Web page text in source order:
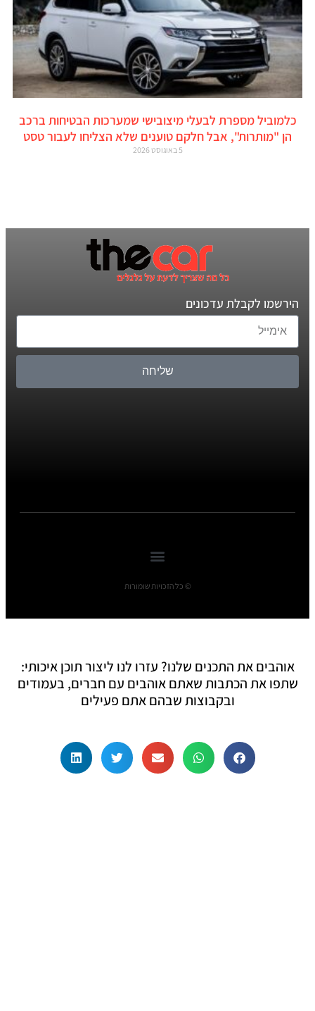
כלמוביל מספרת לבעלי מיצובישי שמערכות הבטיחות ברכב
הן "מותרות", אבל חלקם טוענים שלא הצליחו לעבור טסט
הירשמו לקבלת עדכונים
שליחה
© כל הזכויות שומורות
אוהבים את התכנים שלנו? עזרו לנו ליצור תוכן איכותי:
שתפו את הכתבות שאתם אוהבים עם חברים, בעמודים
ובקבוצות שבהם אתם פעילים